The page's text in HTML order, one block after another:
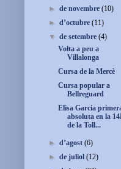
►de novembre(10)
►d’octubre(11)
▼de setembre(4)
Volta a peu a
Villalonga
Cursa de la Mercè
Cursa popular a
Bellreguard
Elisa Garcia
absoluta en la
de la Toll...
►d’agost(6)
►de juliol(12)